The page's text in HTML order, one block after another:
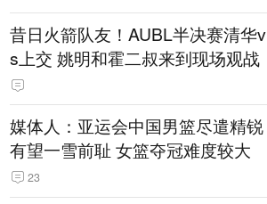
昔日火箭队友！AUBL半决赛清华v
s上交 姚明和霍二叔来到现场观战
媒体人：亚运会中国男篮尽遣精锐
有望一雪前耻 女篮夺冠难度较大
23